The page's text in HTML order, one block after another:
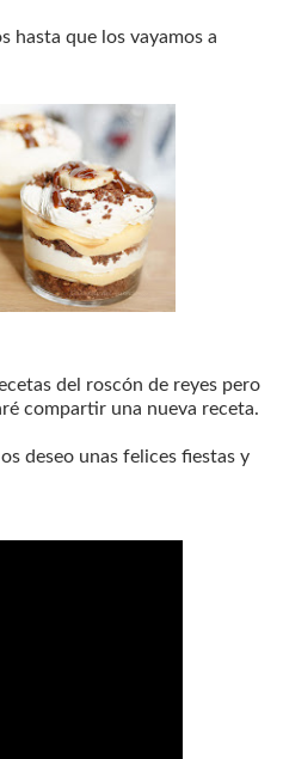
hasta que los vayamos a
del roscón de reyes pero
compartir una nueva receta.
deseo unas felices fiestas y